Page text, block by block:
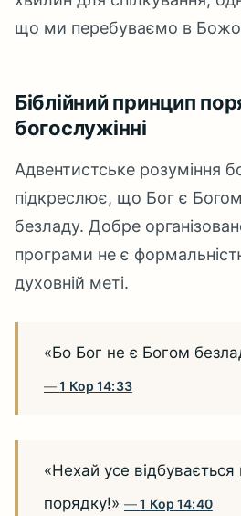
що ми перебуваємо в
Біблійний принцип
богослужінні
Адвентистське розуміння
підкреслює, що Бог є
безладу. Добре
програми не є
духовній меті.
«Бо Бог не є Богом
1 Кор 14:33
«Нехай усе
порядку!»
1 Кор 14:40